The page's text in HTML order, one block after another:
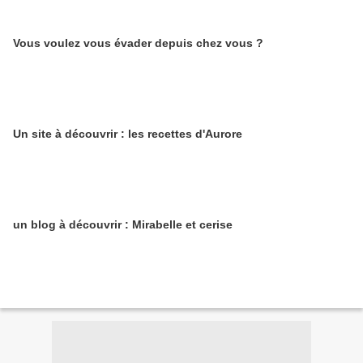
Vous voulez vous évader depuis chez vous ?
Un site à découvrir : les recettes d'Aurore
un blog à découvrir : Mirabelle et cerise